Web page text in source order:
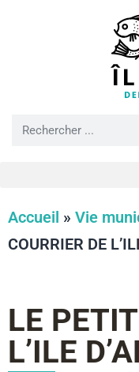
Accueil » Vie
COURRIER DE
LE
L’ILE